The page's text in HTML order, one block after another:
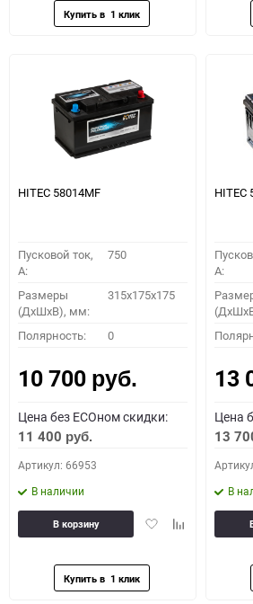
HITEC 58014MF
Пусковой ток,
A:
750
Размеры
(ДхШхВ), мм:
315x175x175
Полярность: 0
10 700 руб.
Цена без ECOном скидки:
11 400 руб.
Артикул: 66953
В наличии
ДобавитьДобавить
В корзину
HITEC
A:
13
Цена
13
В